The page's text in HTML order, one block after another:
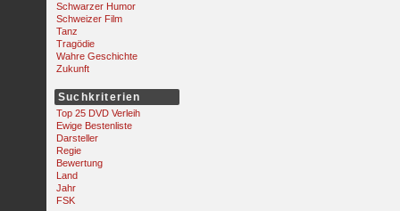
Schwarzer Humor
Schweizer Film
Tanz
Tragödie
Wahre Geschichte
Zukunft
Suchkriterien
Top 25 DVD Verleih
Ewige Bestenliste
Darsteller
Regie
Bewertung
Land
Jahr
FSK